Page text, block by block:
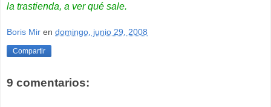
la trastienda, a ver qué sale.
Boris Mir en domingo, junio 29, 2008
Compartir
9 comentarios: